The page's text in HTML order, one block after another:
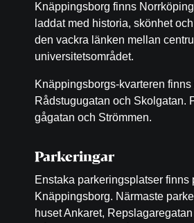
Knäppingsborg finns
laddat med historia, skönhet
den vackra länken mellan
universitetsområdet.
Knäppingsborgs-kvarteren
Rådstugugatan och Skolgatan.
gågatan och Strömmen.
Parkeringar
Enstaka parkeringsplatser finns
Knäppingsborg. Närmaste
huset Ankaret,